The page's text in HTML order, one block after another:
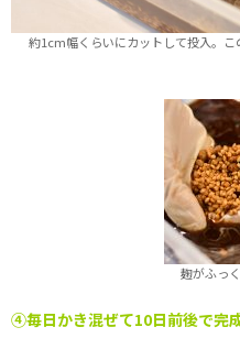
約1cm幅くらいにカットして投入。こ
麹がふっ
④毎日かき混ぜて10日前後で完